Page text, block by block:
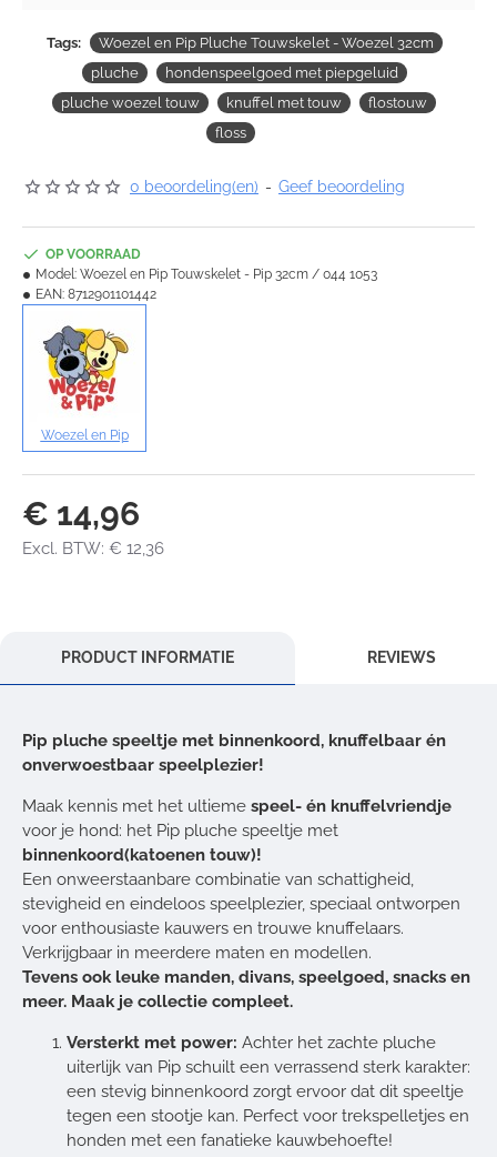
Tags:
Woezel en Pip Pluche Touwskelet - Woezel 32cm
pluche
hondenspeelgoed met piepgeluid
pluche woezel touw
knuffel met touw
flostouw
floss
0 beoordeling(en) - Geef beoordeling
€ 14,96
Excl. BTW: € 12,36
OP VOORRAAD
Model: Woezel en Pip Touwskelet - Pip 32cm / 044 1053
EAN: 8712901101442
Woezel en Pip
PRODUCT INFORMATIE REVIEWS
Pip pluche speeltje met binnenkoord, knuffelbaar én
onverwoestbaar speelplezier!
Maak kennis met het ultieme speel- én knuffelvriendje
voor je hond: het Pip pluche speeltje met
binnenkoord(katoenen touw)!
Een onweerstaanbare combinatie van schattigheid,
stevigheid en eindeloos speelplezier, speciaal ontworpen
voor enthousiaste kauwers en trouwe knuffelaars.
Verkrijgbaar in meerdere maten en modellen.
Tevens ook leuke manden, divans, speelgoed, snacks en
meer. Maak je collectie compleet.
Versterkt met power: Achter het zachte pluche
uiterlijk van Pip schuilt een verrassend sterk karakter:
een stevig binnenkoord zorgt ervoor dat dit speeltje
tegen een stootje kan. Perfect voor trekspelletjes en
honden met een fanatieke kauwbehoefte!